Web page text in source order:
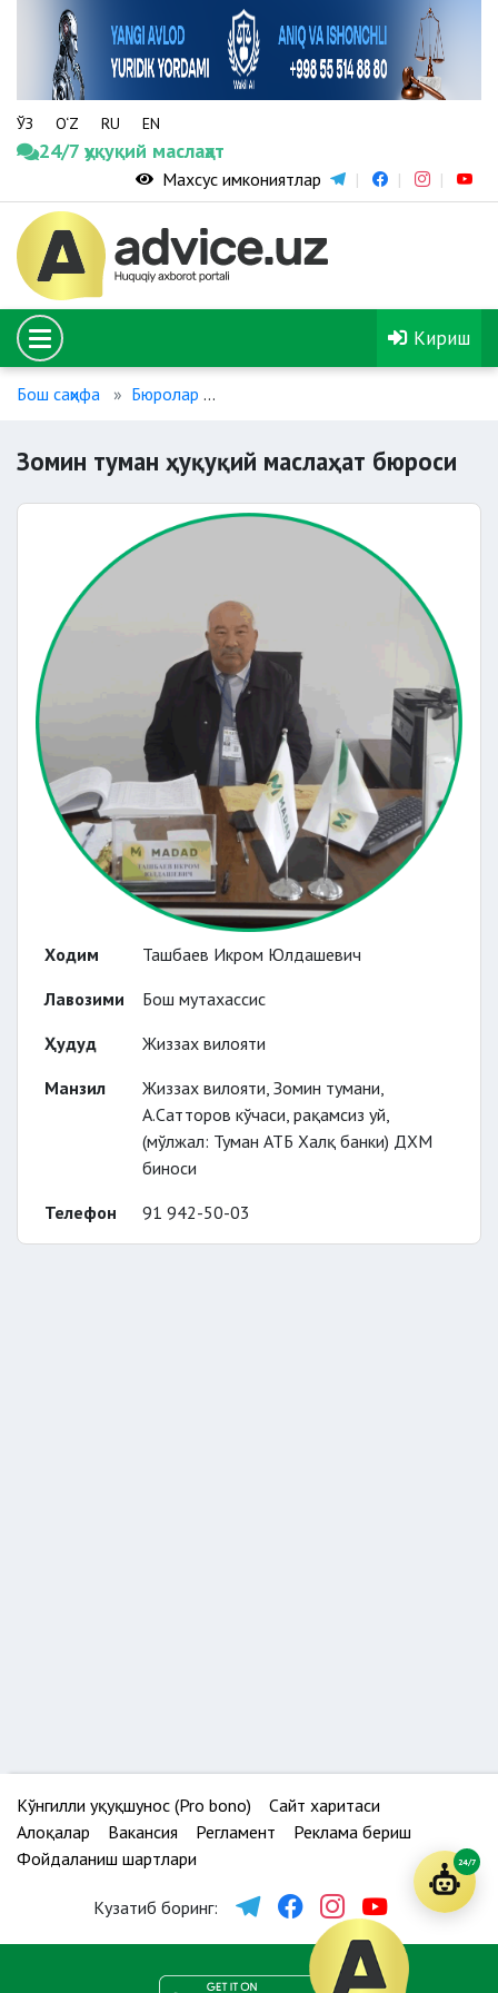
ЎЗ O‘Z RU EN
24/7 ҳуқуқий маслаҳат
Махсус имкониятлар
Кириш
Бош саҳифа Бюролар
Зомин туман ҳуқуқий маслаҳат бюроси
Ходим
Ташбаев Икром Юлдашевич
Лавозими
Бош мутахассис
Ҳудуд
Жиззах вилояти
Манзил
Жиззах вилояти, Зомин тумани,
А.Сатторов кўчаси, рақамсиз уй,
(мўлжал: Туман АТБ Халқ банки) ДХМ
биноси
Телефон
91 942-50-03
Кўнгилли ҳуқуқшунос (Pro bono)
Сайт харитаси
Алоқалар
Вакансия Регламент
Реклама бериш
Фойдаланиш шартлари
Кузатиб боринг:
24/7